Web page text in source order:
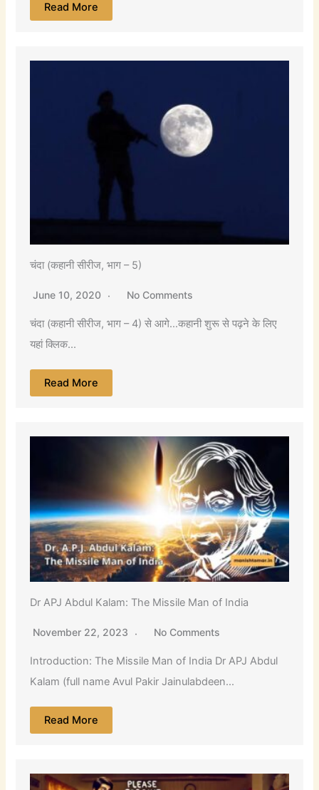
Read More
चंदा (कहानी सीरीज, भाग – 5)
June 10, 2020 No Comments
चंदा (कहानी सीरीज, भाग – 4) से आगे…कहानी शुरू से पढ़ने के लिए
यहां क्लिक...
Read More
Dr APJ Abdul Kalam: The Missile Man of India
November 22, 2023 No Comments
Introduction: The Missile Man of India Dr APJ Abdul
Kalam (full name Avul Pakir Jainulabdeen...
Read More